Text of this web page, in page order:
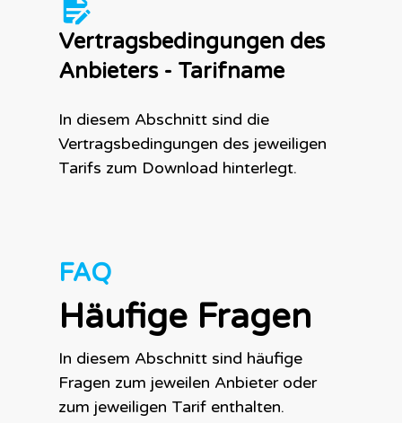
Vertragsbedingungen des
Anbieters - Tarifname
In diesem Abschnitt sind die
Vertragsbedingungen des jeweiligen
Tarifs zum Download hinterlegt.
FAQ
Häufige Fragen
In diesem Abschnitt sind häufige
Fragen zum jeweilen Anbieter oder
zum jeweiligen Tarif enthalten.